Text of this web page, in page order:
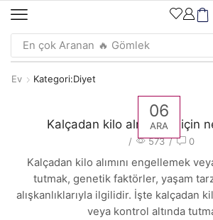
En çok Aranan 🔥 Gömlek
Ev Kategori:Diyet
06
ARA
Kalçadan kilo almamak için
/ 573 / 0
Kalçadan kilo alımını engellemek
tutmak, genetik faktörler, yaşam
alışkanlıklarıyla ilgilidir. İşte kalçadan
veya kontrol altında